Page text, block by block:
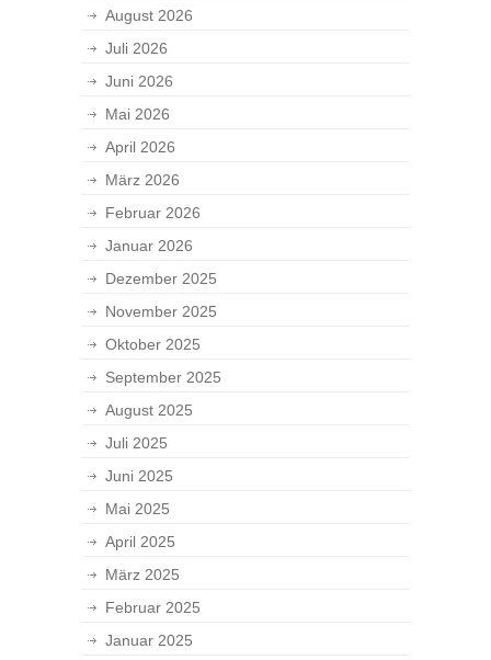
August 2026
Juli 2026
Juni 2026
Mai 2026
April 2026
März 2026
Februar 2026
Januar 2026
Dezember 2025
November 2025
Oktober 2025
September 2025
August 2025
Juli 2025
Juni 2025
Mai 2025
April 2025
März 2025
Februar 2025
Januar 2025